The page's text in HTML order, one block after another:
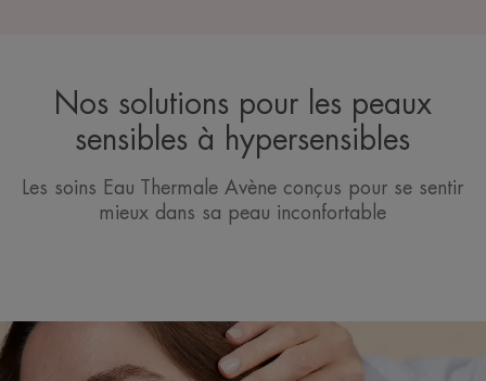
Nos solutions pour les peaux
sensibles à hypersensibles
Les soins Eau Thermale Avène conçus pour se sentir
mieux dans sa peau inconfortable